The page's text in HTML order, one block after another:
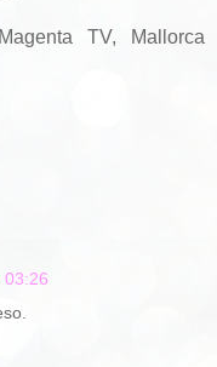
TV, Mallorca
03:26